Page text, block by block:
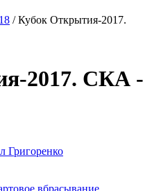
/Кубок Открытия-2017.
2017. СКА -